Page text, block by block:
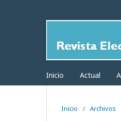
Inicio Actual
Inicio / Archivos